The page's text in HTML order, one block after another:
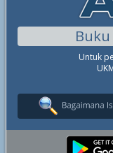
Untuk